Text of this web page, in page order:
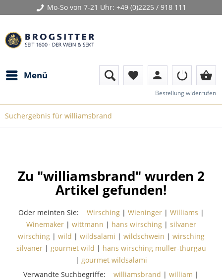
Mo-So von 7-21 Uhr: +49 (0)2225 / 918 111
Menü favorite person shopping_basket
Bestellung widerrufen
Suchergebnis für williamsbrand
Zu "williamsbrand" wurden 2
Artikel gefunden!
Oder meinten Sie: Wirsching| Wieninger| Williams |
Winemaker| wittmann | hans wirsching| silvaner
wirsching| wild | wildsalami | wildschwein | wirsching
silvaner| gourmet wild | hans wirsching müller-thurgau
| gourmet wildsalami
Verwandte Suchbegriffe:
williamsbrand | william |